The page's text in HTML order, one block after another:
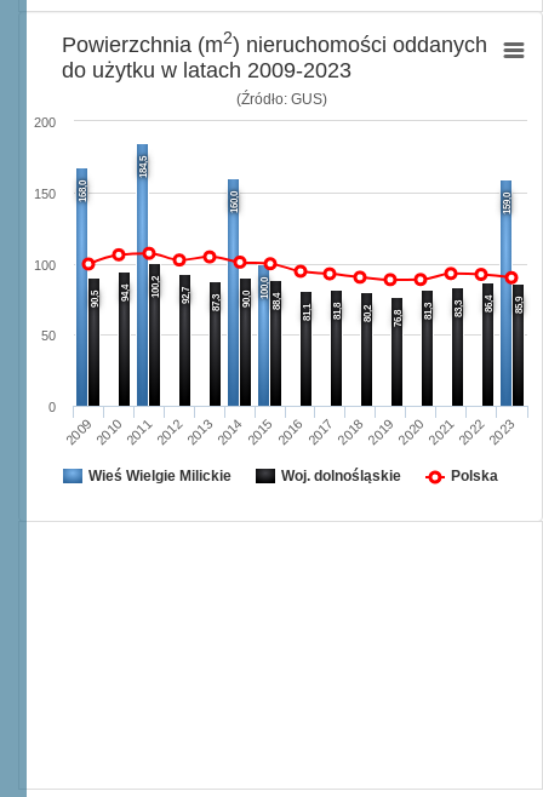
(Źródło: GUS)
168,0
184,5
160,0
100,0
159,0
90,5 94,4 100,2 92,7 87,3 90,0 88,4
81,1 81,8 80,2 76,8 81,3 83,3 86,4 85,9
200920102011201220132014 2015 2016 2017 201820192020202120222023
0
50
100
150
200
Powierzchnia (m2) nieruchomości oddanych
do użytku w latach 2009-2023
Wieś Wielgie Milickie Woj. dolnośląskie Polska